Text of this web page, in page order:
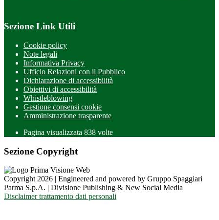
Sezione Link Utili
Cookie policy
Note legali
Informativa Privacy
Ufficio Relazioni con il Pubblico
Dichiarazione di accessibilità
Obiettivi di accessibilità
Whistleblowing
Gestione consensi cookie
Amministrazione trasparente
Pagina visualizzata 838 volte
Sezione Copyright
Copyright 2026 | Engineered and powered by Gruppo Spaggiari
Parma S.p.A. | Divisione Publishing & New Social Media
Disclaimer trattamento dati personali